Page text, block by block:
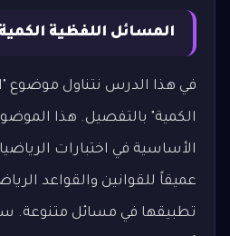
المسائل اللفظية الكمية
في هذا الدرس نتناول موضوع
الكمية" بالتفصيل. هذا
الأساسية في اختبارات
عميقاً للقوانين والقواعد
تطبيقها في مسائل متنوعة.